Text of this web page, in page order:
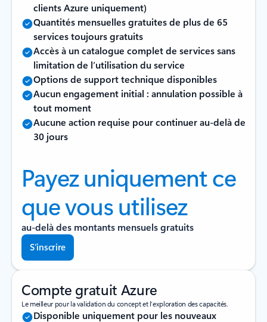
clients Azure uniquement)
Quantités mensuelles gratuites de plus de 65
services toujours gratuits
Accès à un catalogue complet de services sans
limitation de l’utilisation du service
Options de support technique disponibles
Aucun engagement initial : annulation possible à
tout moment
Aucune action requise pour continuer au-delà de
30 jours
Payez uniquement ce
que vous utilisez
au-delà des montants mensuels gratuits
S’inscrire
Compte gratuit Azure
Le meilleur pour la validation du concept et l’exploration des capacités.
Disponible uniquement pour les nouveaux